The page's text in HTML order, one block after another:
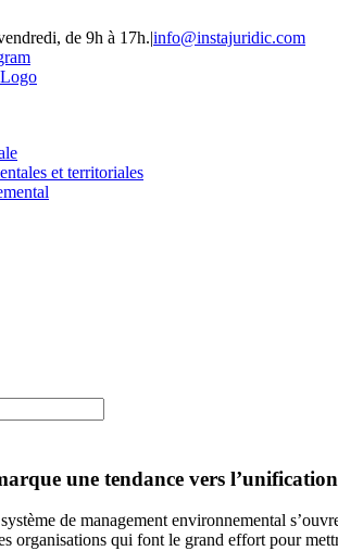
de 9h à 17h.|info@instajuridic.com
et territoriales
une tendance vers
de management environnemental
organisations qui font le grand effort pour